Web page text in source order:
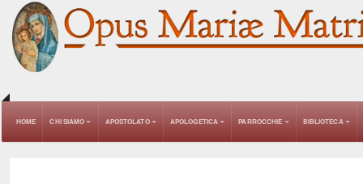
HOME CHI SIAMO APOSTOLATO APOLOGETICA PARROCCHIE BIBLIOTECA